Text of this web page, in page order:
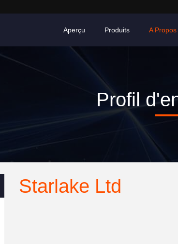
Aperçu Produits A
Profil
Starlake Ltd